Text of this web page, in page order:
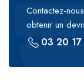
Contactez-
obtenir un
03 20